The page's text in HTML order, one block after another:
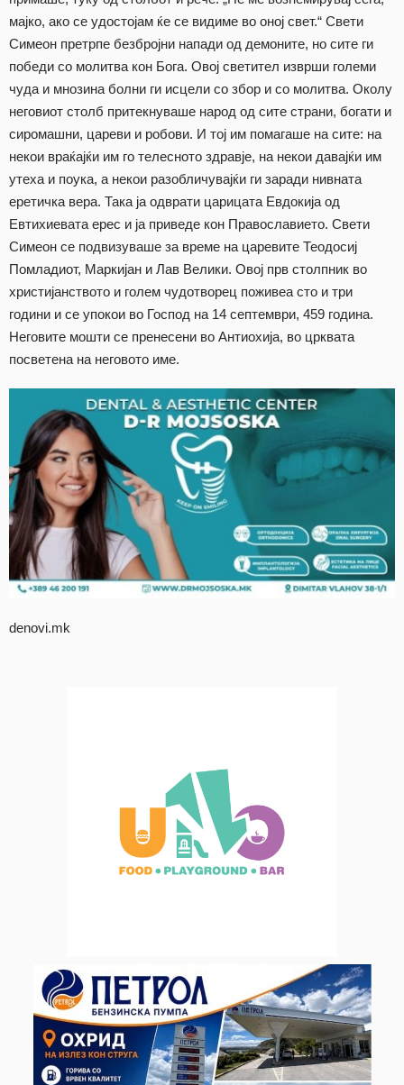
мајко, ако се удостојам ќе се видиме во оној свет.“ Свети
Симеон претрпе безбројни напади од демоните, но сите ги
победи со молитва кон Бога. Овој светител изврши големи
чуда и мнозина болни ги исцели со збор и со молитва. Околу
неговиот столб притекнуваше народ од сите страни, богати и
сиромашни, цареви и робови. И тој им помагаше на сите: на
некои враќајќи им го телесното здравје, на некои давајќи им
утеха и поука, а некои разобличувајќи ги заради нивната
еретичка вера. Така ја одврати царицата Евдокија од
Евтихиевата ерес и ја приведе кон Православието. Свети
Симеон се подвизуваше за време на царевите Теодосиј
Помладиот, Маркијан и Лав Велики. Овој прв столпник во
христијанството и голем чудотворец поживеа сто и три
години и се упокои во Господ на 14 септември, 459 година.
Неговите мошти се пренесени во Антиохија, во црквата
посветена на неговото име.
denovi.mk